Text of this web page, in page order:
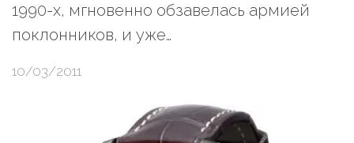
1990-х, мгновенно обзавелась армией
поклонников, и уже…
10/03/2011